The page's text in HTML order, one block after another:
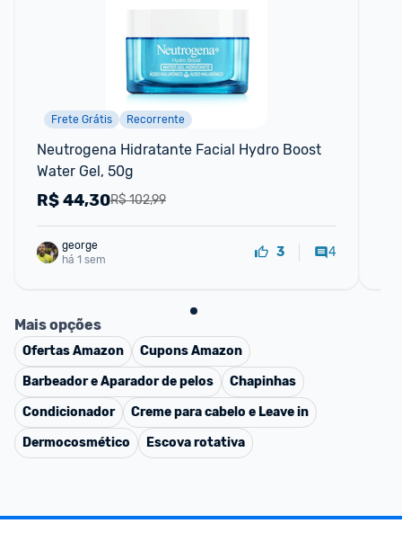
Frete Grátis Recorrente
Neutrogena Hidratante Facial Hydro Boost
Water Gel, 50g
R$ 102,99
R$44,30
george
há 1 sem
3 4
Mais opções
OfertasAmazon CuponsAmazon
Barbeador e Aparador de pelos
Chapinhas
Condicionador
Creme para cabelo e Leave in
Dermocosmético
Escova rotativa